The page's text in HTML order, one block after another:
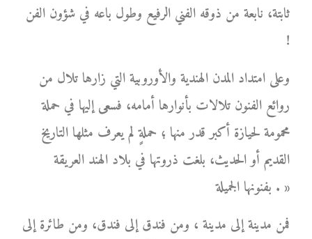
ثابتة، نابعة من ذوقه الفني الرفيع وطول باعه في شؤون الفن
!
وعلى امتداد المدن الهندية والأوروبية التي زارها تلال من
روائع الفنون تلالات بأنوارها أمامه، فسعى إليها في حملة
محمومة لحيازة أكبر قدر منها ؛ حملةٍ لم يعرف مثلها التاريخ
القديم أو الحديث، بلغت ذروتها في بلاد الهند العريقة
بفنونها الجميلة . »
فمن مدينة إلى مدينة ، ومن فندق إلى فندق، ومن طائرة إلى